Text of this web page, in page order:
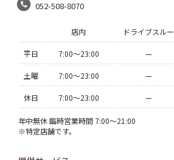
052-508-8070
店内 ドライブスルー
平日 7:00〜23:00 —
土曜 7:00〜23:00 —
休日 7:00〜23:00 —
年中無休 臨時営業時間 7:00～21:00
※特定店舗です。